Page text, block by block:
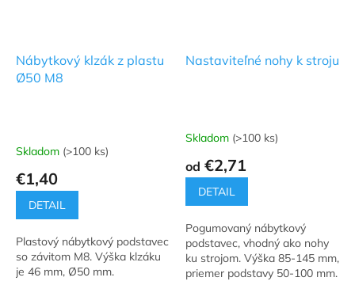
Nábytkový klzák z plastu
Ø50 M8
Skladom (>100 ks)
€1,40
DETAIL
Plastový nábytkový podstavec
so závitom M8. Výška klzáku
je 46 mm, Ø50 mm.
Nastaviteľné nohy k stroju
Priemerné
produktu
5,0
5
hviezdičiek.
Skladom (>100 ks)
od €2,71
DETAIL
Pogumovaný nábytkový
podstavec, vhodný ako nohy
ku strojom. Výška 85-145 mm,
priemer podstavy 50-100 mm.